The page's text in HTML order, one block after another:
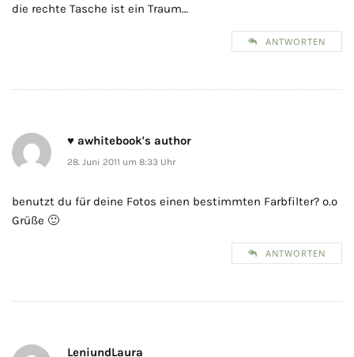
die rechte Tasche ist ein Traum…
ANTWORTEN
♥ awhitebook's author
28. Juni 2011 um 8:33 Uhr
benutzt du für deine Fotos einen bestimmten Farbfilter? o.o
Grüße 🙂
ANTWORTEN
LeniundLaura